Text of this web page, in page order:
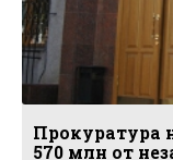
Прокуратура
570 млн от